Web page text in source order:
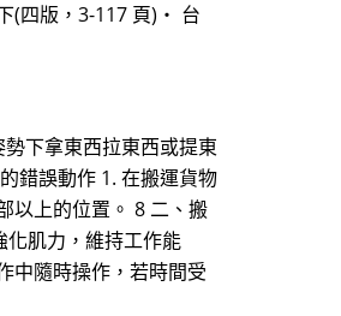
(四版，3-117 頁)‧ 台
下拿東西拉東西或提東
錯誤動作 1. 在搬運貨物
以上的位置。 8 二、搬
化肌力，維持工作能
中隨時操作，若時間受